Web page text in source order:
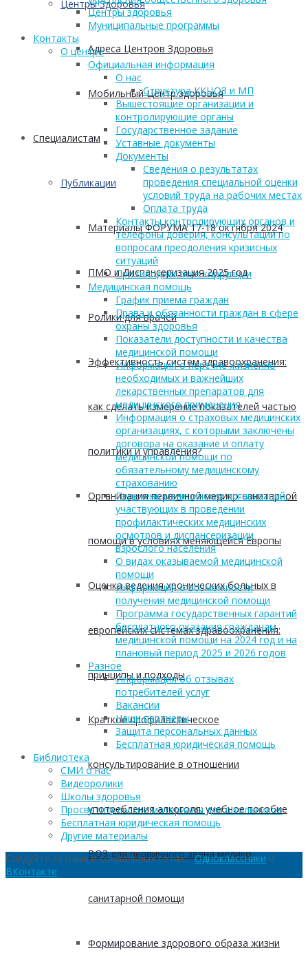
Центры Здоровья
Адреса Центров Здоровья
Мобильный Центр здоровья
Cпециалистам
Публикации
Материалы ФОРУМА 17-18 октября 2024
ПМО и Диспансеризация 2025 год
Ролики для врачей
Эффективность систем здравоохранения:
как сделать измерение показателей частью
политики и управления?
Организация первичной медико-санитарной
помощи в условиях меняющейся Европы
Оценка ведения хронических больных в
европейских системах здравоохранения:
принципы и подходы
Краткое профилактическое
консультирование в отношении
употребления алкоголя: учебное пособие
ВОЗ для первичного звена медико-
санитарной помощи
Формирование здорового образа жизни
Центры здоровья
Муниципальные программы
Контакты
О центре
Официальная информация
О нас
Структура ККЦОЗ и МП
Вышестоящие организации и
контролирующие органы
Государственное задание
Уставные документы
Документы
Сведения о результатах
проведения специальной оценки
условий труда на рабочих местах
Оплата труда
Контакты контролирующих органов и
телефоны доверия, консультации по
вопросам преодоления кризисных
ситуаций
Противодействие коррупции
Медицинская помощь
График приема граждан
Права и обязанности граждан в сфере
охраны здоровья
Показатели доступности и качества
медицинской помощи
Информация о перечне жизненно
необходимых и важнейших
лекарственных препаратов для
медицинского применения
Информация о страховых медицинских
организациях, с которыми заключены
договора на оказание и оплату
медицинской помощи по
обязательному медицинскому
страхованию
Перечень медицинских организаций,
участвующих в проведении
профилактических медицинских
осмотров и диспансеризации
взрослого населения
О видах оказываемой медицинской
помощи
Информация о возможности
получения медицинской помощи
Программа государственных гарантий
бесплатного оказания гражданам
медицинской помощи на 2024 год и на
плановый период 2025 и 2026 годов
Разное
Информация об отзывах
потребителей услуг
Вакансии
Наши партнеры
Защита персональных данных
Бесплатная юридическая помощь
Библиотека
СМИ о нас
Видеоролики
Школы здоровья
Просветительские материалы для школьников
Бесплатная юридическая помощь
Другие материалы
Следуйте за нами в социальных сетях:Одноклассники и
ВКонтакте